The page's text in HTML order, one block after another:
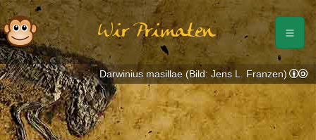
Wir Primaten
Darwinius masillae (Bild: Jens L. Franzen)